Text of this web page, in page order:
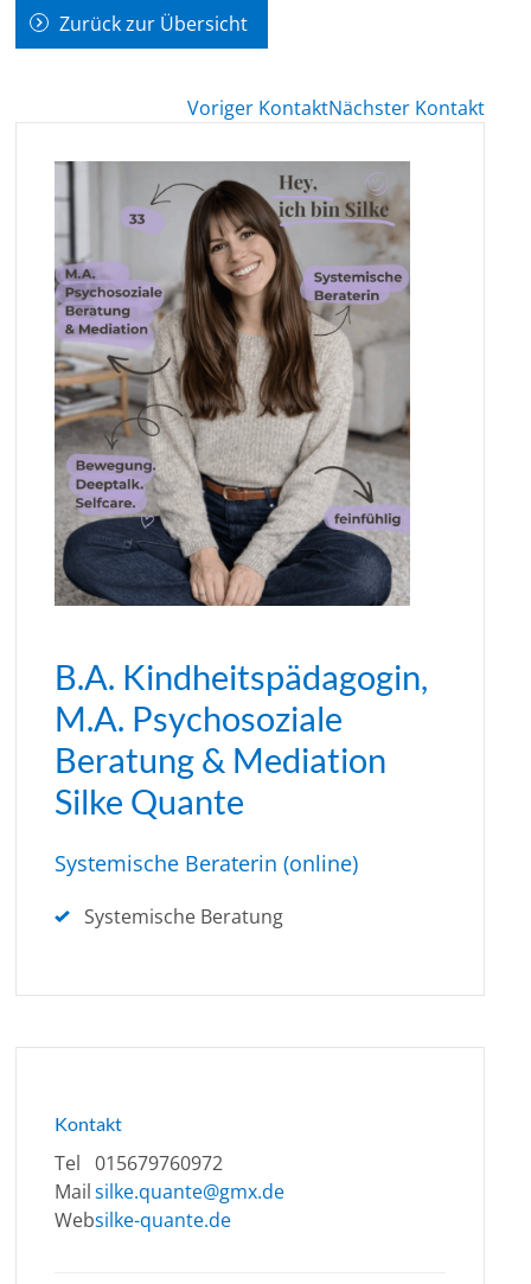
Zurück zur Übersicht
Voriger KontaktNächster Kontakt
B.A. Kindheitspädagogin,
M.A. Psychosoziale
Beratung & Mediation
Silke Quante
Systemische Beraterin (online)
Systemische Beratung
Kontakt
Tel 015679760972
Mailsilke.quante@gmx.de
Websilke-quante.de